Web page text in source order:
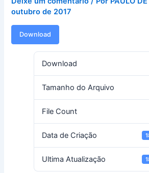
outubro de 2017
Download
Download
Tamanho do Arquivo
File Count
Data de Criação
Ultima Atualização